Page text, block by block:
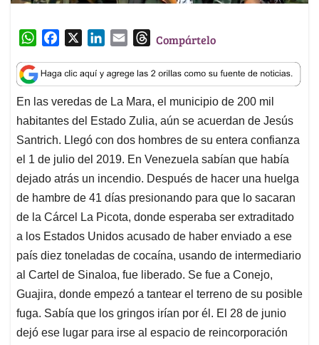
W
a
t
s
A
p
p
c
e
b
o
o
k
n
k
e
d
I
n
a
i
l
T
r
e
a
d
s
Compártelo
En las veredas de La Mara, el municipio de 200 mil
habitantes del Estado Zulia, aún se acuerdan de Jesús
Santrich. Llegó con dos hombres de su entera confianza
el 1 de julio del 2019. En Venezuela sabían que había
dejado atrás un incendio. Después de hacer una huelga
de hambre de 41 días presionando para que lo sacaran
de la Cárcel La Picota, donde esperaba ser extraditado
a los Estados Unidos acusado de haber enviado a ese
país diez toneladas de cocaína, usando de intermediario
al Cartel de Sinaloa, fue liberado. Se fue a Conejo,
Guajira, donde empezó a tantear el terreno de su posible
fuga. Sabía que los gringos irían por él. El 28 de junio
dejó ese lugar para irse al espacio de reincorporación